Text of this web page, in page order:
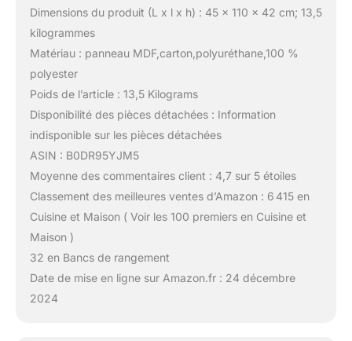
Dimensions du produit (L x l x h) : 45 x 110 x 42 cm; 13,5
kilogrammes
Matériau : panneau MDF,carton,polyuréthane,100 %
polyester
Poids de l’article : 13,5 Kilograms
Disponibilité des pièces détachées : Information
indisponible sur les pièces détachées
ASIN : B0DR95YJM5
Moyenne des commentaires client : 4,7 sur 5 étoiles
Classement des meilleures ventes d’Amazon : 6 415 en
Cuisine et Maison ( Voir les 100 premiers en Cuisine et
Maison )
32 en Bancs de rangement
Date de mise en ligne sur Amazon.fr : 24 décembre
2024